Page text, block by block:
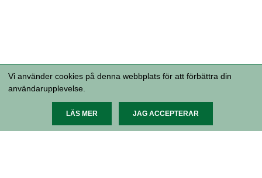
00 malmostad@malmo.se Organisationsnummer 212000-
Vi använder cookies på denna webbplats för att förbättra din
användarupplevelse.